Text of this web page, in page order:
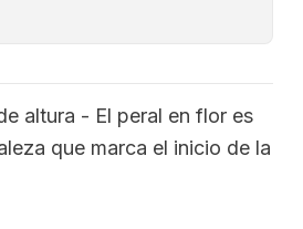
altura - El peral en flor es
que marca el inicio de la